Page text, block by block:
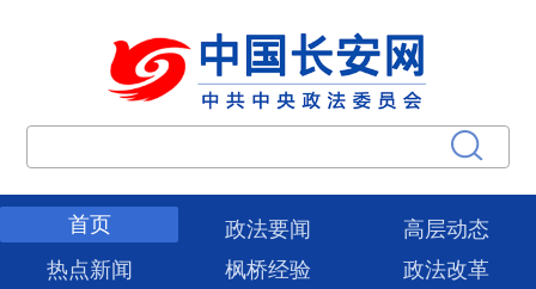
首页 政法要闻
高层动态
热点新闻
枫桥经验
政法改革